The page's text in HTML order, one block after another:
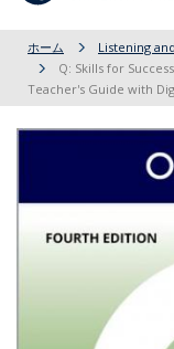
ホーム Listening
Q: Skills for
Teacher's Guide with